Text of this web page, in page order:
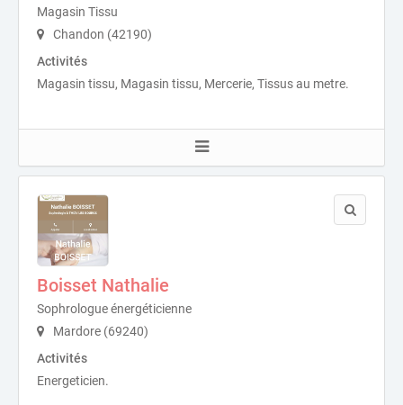
Magasin Tissu
Chandon (42190)
Activités
Magasin tissu, Magasin tissu, Mercerie, Tissus au metre.
Boisset Nathalie
Sophrologue énergéticienne
Mardore (69240)
Activités
Energeticien.